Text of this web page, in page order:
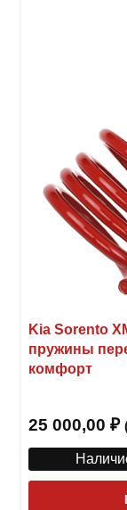
Kia Sorento
пружины
комфорт
25 000,00 ₽